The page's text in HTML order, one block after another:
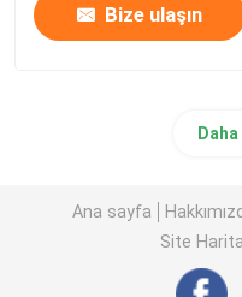
Bize ulaşın
Ana sayfa
Site